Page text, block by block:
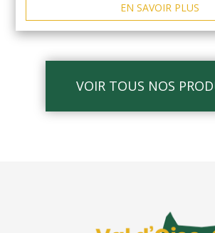
EN SAVOIR PLUS
VOIR TOUS NOS